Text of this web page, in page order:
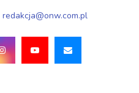
redakcja@onw.com.pl